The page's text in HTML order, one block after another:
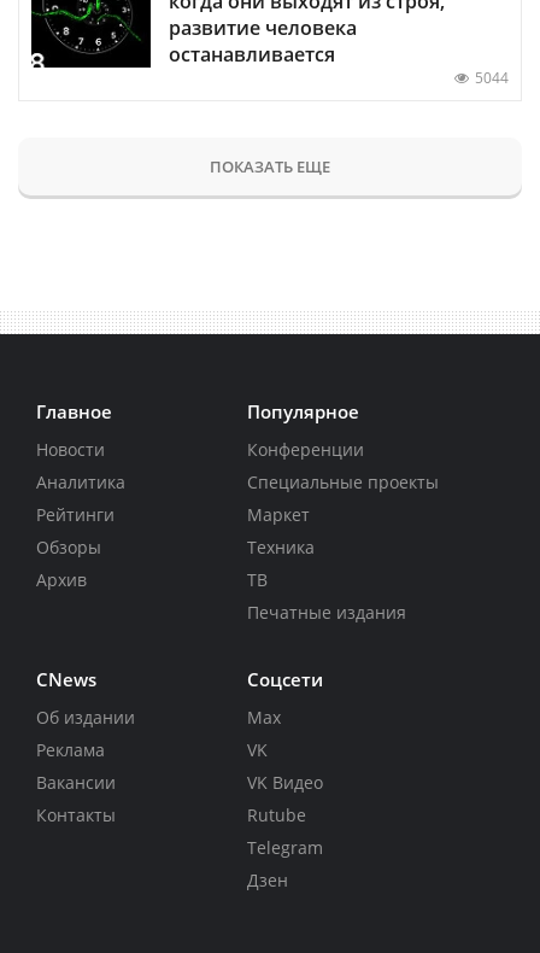
развитие человека
останавливается
5044
ПОКАЗАТЬ ЕЩЕ
Главное
Новости
Аналитика
Рейтинги
Обзоры
Архив
Популярное
Конференции
Специальные проекты
Маркет
Техника
ТВ
Печатные издания
CNews
Об издании
Реклама
Вакансии
Контакты
Соцсети
Max
VK
VK Видео
Rutube
Telegram
Дзен